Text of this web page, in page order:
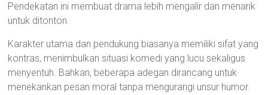
Pendekatan ini membuat drama lebih mengalir dan menarik
untuk ditonton.
Karakter utama dan pendukung biasanya memiliki sifat yang
kontras, menimbulkan situasi komedi yang lucu sekaligus
menyentuh. Bahkan, beberapa adegan dirancang untuk
menekankan pesan moral tanpa mengurangi unsur humor.